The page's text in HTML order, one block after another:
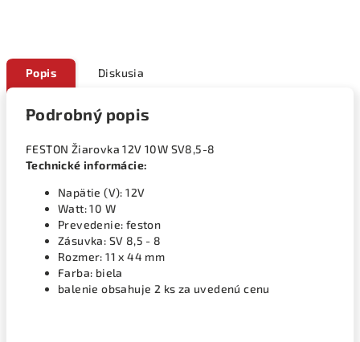
Popis Diskusia
Podrobný popis
FESTON Žiarovka 12V 10W SV8,5-8
Technické informácie:
Napätie (V): 12V
Watt: 10 W
Prevedenie: feston
Zásuvka: SV 8,5 - 8
Rozmer: 11 x 44 mm
Farba: biela
balenie obsahuje 2 ks za uvedenú cenu